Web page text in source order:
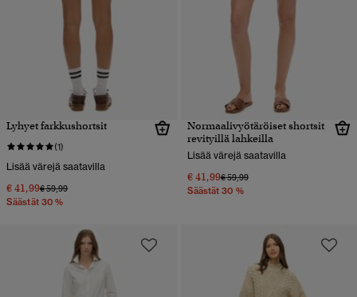
Lyhyet farkkushortsit
(1)
Lisää värejä saatavilla
€ 41,99Hinta alennettu hinnasta
€ 59,99hintaan
Säästät 30 %
Normaalivyötäröiset shortsit
revityillä lahkeilla
Lisää värejä saatavilla
€ 41,99Hinta alennettu hinnasta
€ 59,99hintaan
Säästät 30 %